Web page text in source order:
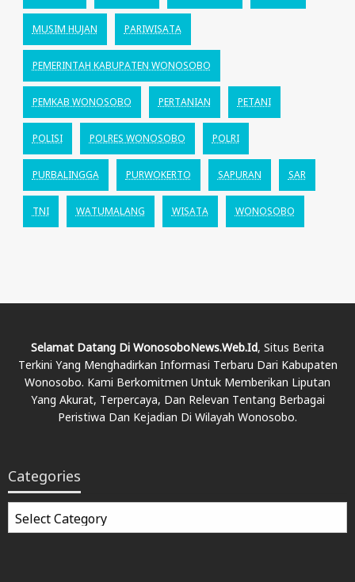
MUSIM HUJAN PARIWISATA
PEMERINTAH KABUPATEN WONOSOBO
PEMKAB WONOSOBO PERTANIAN PETANI
POLISI POLRES WONOSOBO POLRI
PURBALINGGA PURWOKERTO SAPURAN SAR
TNI WATUMALANG WISATA WONOSOBO
Selamat Datang Di WonosoboNews.web.id, Situs Berita
Terkini Yang Menghadirkan Informasi Terbaru Dari Kabupaten
Wonosobo. Kami Berkomitmen Untuk Memberikan Liputan
Yang Akurat, Terpercaya, Dan Relevan Tentang Berbagai
Peristiwa Dan Kejadian Di Wilayah Wonosobo.
Categories
Categories